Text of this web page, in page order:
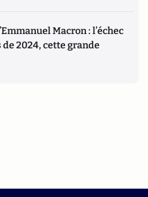
Macron : l’échec
2024, cette grande